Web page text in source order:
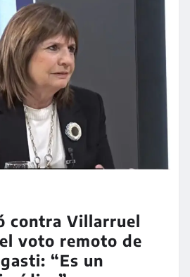
contra Villarruel
voto remoto de
“Es un